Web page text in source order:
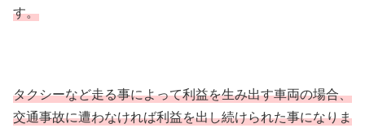
す。
タクシーなど走る事によって利益を生み出す車両の場合、
交通事故に遭わなければ利益を出し続けられた事になりま